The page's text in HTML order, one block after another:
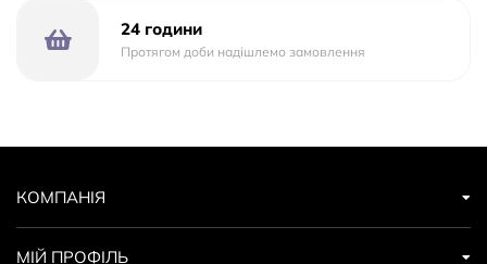
24 години
Протягом доби надішлемо замовлення
КОМПАНІЯ
МІЙ ПРОФІЛЬ